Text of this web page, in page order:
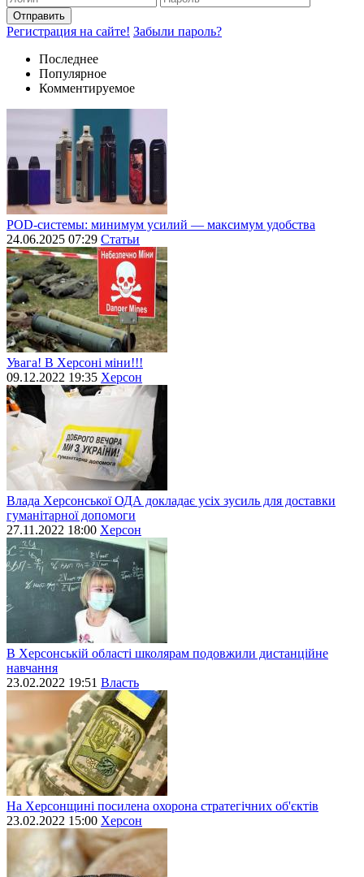
Отправить
Регистрация на сайте! Забыли пароль?
Последнее
Популярное
Комментируемое
POD-системы: минимум усилий — максимум удобства
24.06.2025 07:29 Статьи
Увага! В Херсоні міни!!!
09.12.2022 19:35 Херсон
Влада Херсонської ОДА докладає усіх зусиль для доставки
гуманітарної допомоги
27.11.2022 18:00 Херсон
В Херсонській області школярам подовжили дистанційне
навчання
23.02.2022 19:51 Власть
На Херсонщині посилена охорона стратегічних об'єктів
23.02.2022 15:00 Херсон